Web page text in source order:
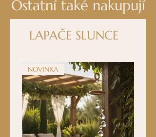
Ostatní také nakupují
LAPAČE SLUNCE
NOVINKA